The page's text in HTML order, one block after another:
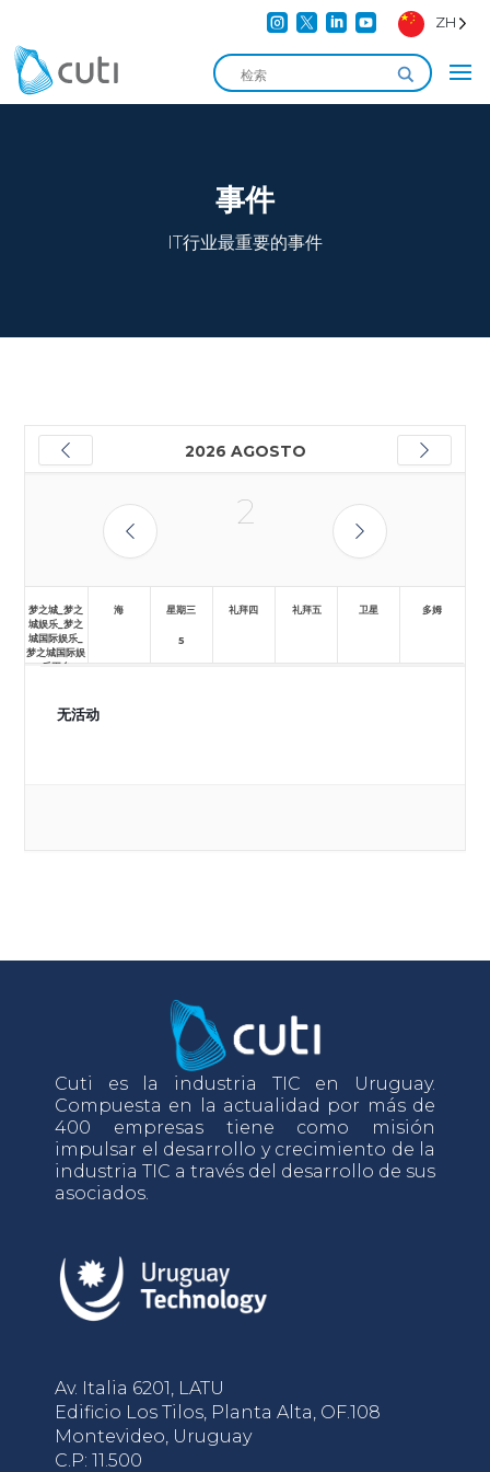
    ZH
事件
IT行业最重要的事件
2026 AGOSTO
2
梦之城_梦之
城娱乐_梦之
城国际娱乐_
梦之城国际娱
乐平台
海 星期三
5
礼拜四 礼拜五 卫星 多姆
无活动
Cuti es la industria TIC en Uruguay.
Compuesta en la actualidad por más de
400 empresas tiene como misión
impulsar el desarrollo y crecimiento de la
industria TIC a través del desarrollo de sus
asociados.
Av. Italia 6201, LATU
Edificio Los Tilos, Planta Alta, OF.108
Montevideo, Uruguay
C.P: 11.500